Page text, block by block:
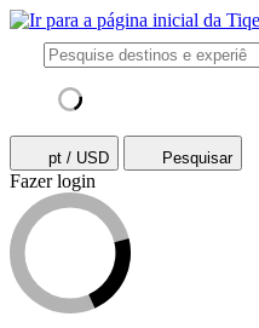
pt / USD Pesquisar
Fazer login